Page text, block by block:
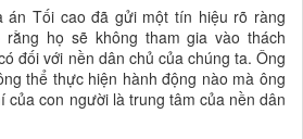
án Tối cao đã gửi một tín hiệu rõ ràng
rằng họ sẽ không tham gia vào thách
đối với nền dân chủ của chúng ta. Ông
thể thực hiện hành động nào mà ông
của con người là trung tâm của nền dân